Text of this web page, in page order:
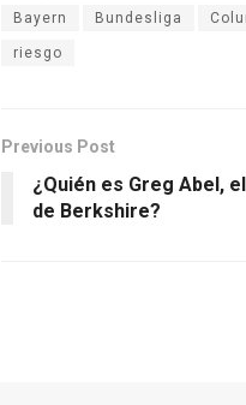
Bayern Bundesliga
riesgo
Previous Post
¿Quién es Greg Abel,
de Berkshire?